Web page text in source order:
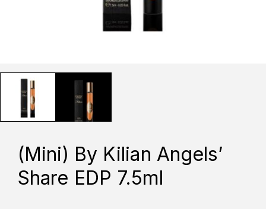
(Mini) By Kilian Angels’
Share EDP 7.5ml